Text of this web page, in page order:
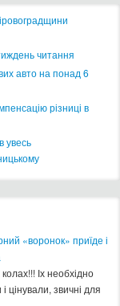
читання
авто на понад 6
різниці в
увесь
«воронок» приїде і
Іх необхідно
звичні для